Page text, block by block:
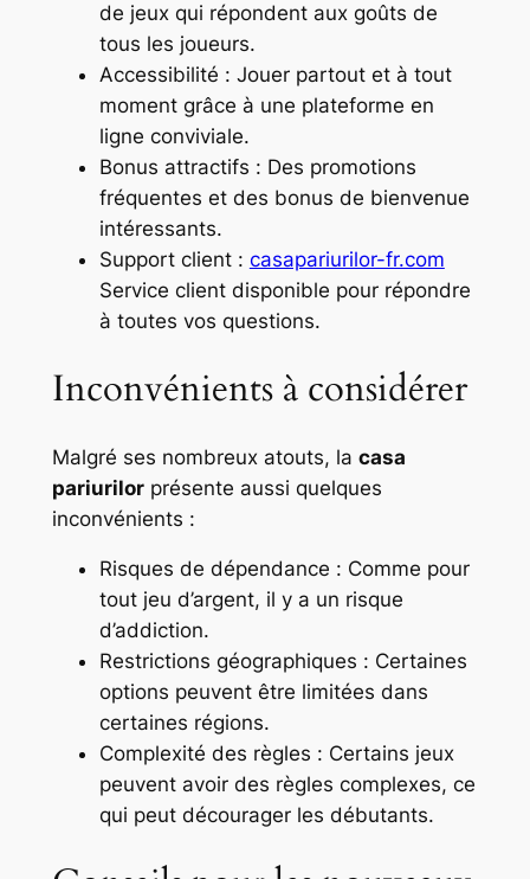
de jeux qui répondent aux goûts de
tous les joueurs.
Accessibilité : Jouer partout et à tout
moment grâce à une plateforme en
ligne conviviale.
Bonus attractifs : Des promotions
fréquentes et des bonus de bienvenue
intéressants.
Support client : casapariurilor-fr.com
Service client disponible pour répondre
à toutes vos questions.
Inconvénients à considérer
Malgré ses nombreux atouts, la casa
pariurilorprésente aussi quelques
inconvénients :
Risques de dépendance : Comme pour
tout jeu d’argent, il y a un risque
d’addiction.
Restrictions géographiques : Certaines
options peuvent être limitées dans
certaines régions.
Complexité des règles : Certains jeux
peuvent avoir des règles complexes, ce
qui peut décourager les débutants.